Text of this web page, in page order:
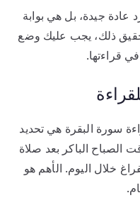
عادة جيدة، بل هي بوابة
ذلك، يجب عليك وضع
قراءتها.
سورة البقرة هي تحديد
الصباح الباكر بعد صلاة
خلال اليوم. الأهم هو